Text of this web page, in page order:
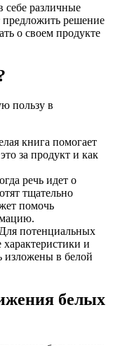
себе различные
решение
о своем продукте
пользу в
книга помогает
за продукт и как
речь идет о
тщательно
помочь
потенциальных
и
изложены в белой
белых